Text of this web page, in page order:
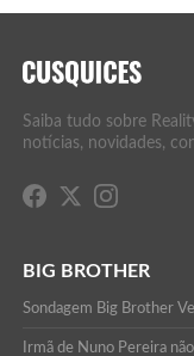
Saiba tudo sobre
notícias, novidades,
BIG BROTHER
Sondagem Big Brother
Irmã de Nuno Pereira